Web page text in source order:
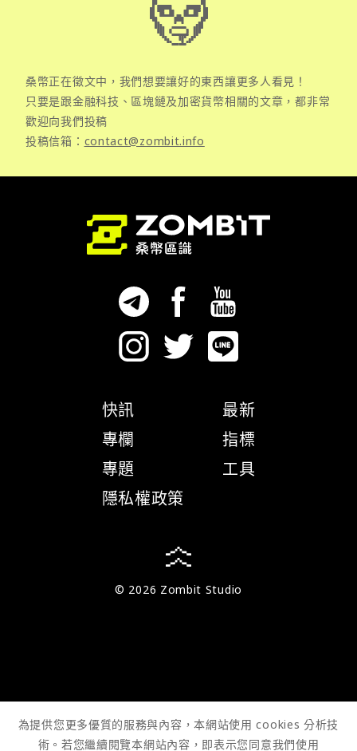
桑幣正在徵文中，我們想要讓好的東西讓更多人看見！
只要是跟金融科技、區塊鏈及加密貨幣相關的文章，都非常
歡迎向我們投稿
投稿信箱： contact@zombit.info
快訊
專欄
專題
隱私權政策
最新
指標
工具
© 2026 Zombit Studio
為提供您更多優質的服務與內容，本網站使用 cookies 分析技
術。若您繼續閱覽本網站內容，即表示您同意我們使用